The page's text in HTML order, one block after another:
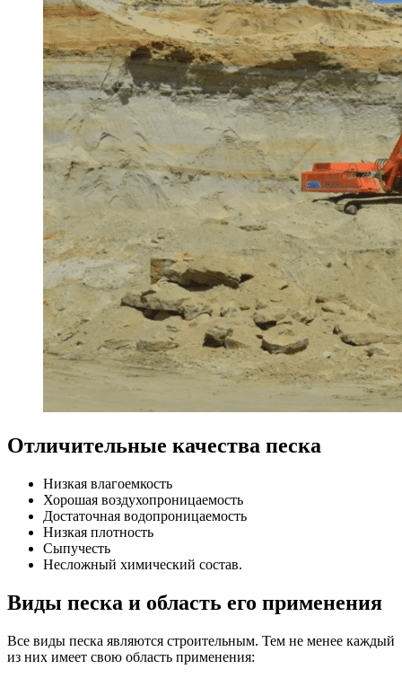
Отличительные качества песка
Низкая влагоемкость
Хорошая воздухопроницаемость
Достаточная водопроницаемость
Низкая плотность
Сыпучесть
Несложный химический состав.
Виды песка и область его применения
Все виды песка являются строительным. Тем не менее каждый
из них имеет свою область применения: